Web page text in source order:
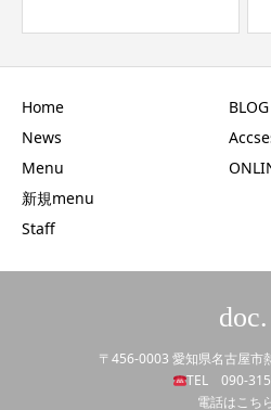
Home
News
Menu
新規menu
Staff
BLOG
doc.
〒456-0003 愛知県名古屋市
TEL 090-
電話はこち